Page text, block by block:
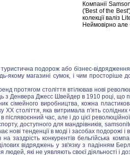
Компанії
('Best of the
колекції валіз
Неймовірно але
подорож або бізнес-відрядження,
якому магазині сумок, і чим
протягом століття втілював нові
з Денвера Джесс Швейдер в 1910 році, що
виробництва, кожна
XX століття, яка витримала п'ять
час, але і до цієї
доступного для мандрівників,
нові тенденції в моді і засобах подорожі
конкурентів бельгійська
відряджень у зв'язку з падінням
людей, які не уявляють своєї діяльності і